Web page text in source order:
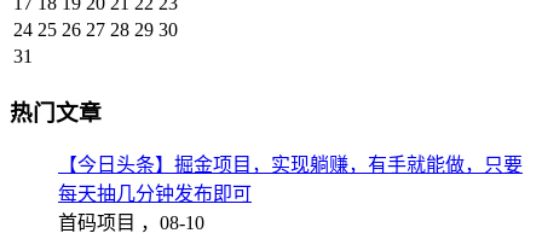
24 25 26 27 28 29 30
31
热门文章
【今日头条】掘金项目，实现躺赚，有手就能做，只要
每天抽几分钟发布即可
首码项目 ， 08-10